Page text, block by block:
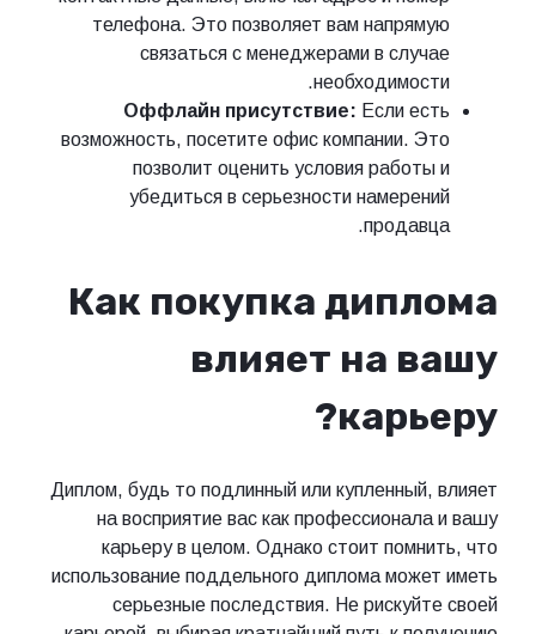
телефона. Это позволяет вам напрямую
связаться с менеджерами в случае
необходимости.
Оффлайн присутствие: Если есть
возможность, посетите офис компании. Это
позволит оценить условия работы и
убедиться в серьезности намерений
продавца.
Как покупка диплома
влияет на вашу
карьеру?
Диплом, будь то подлинный или купленный, влияет
на восприятие вас как профессионала и вашу
карьеру в целом. Однако стоит помнить, что
использование поддельного диплома может иметь
серьезные последствия. Не рискуйте своей